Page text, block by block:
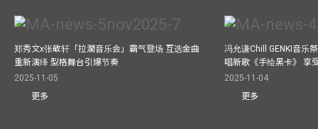
郑秀文x张敬轩「拉濶音乐会」霸气登场 互选金曲
重新演绎 型格舞台引爆节奏
2025-11-05
更多
冯允谦Chill GENKI音乐
唱新歌《手绘黑卡》 享
2025-11-04
更多